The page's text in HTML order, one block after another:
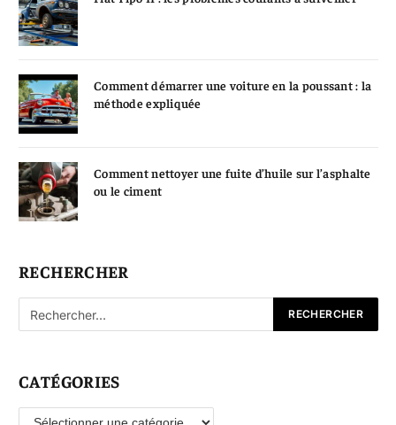
Comment démarrer une voiture en la poussant : la
méthode expliquée
Comment nettoyer une fuite d’huile sur l’asphalte
ou le ciment
RECHERCHER
CATÉGORIES
Catégories